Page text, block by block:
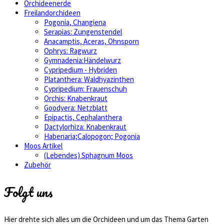
Orchideenerde
Freilandorchideen
Pogonia, Changiena
Serapias: Zungenstendel
Anacamptis, Aceras, Ohnsporn
Ophrys: Ragwurz
Gymnadenia:Händelwurz
Cypripedium - Hybriden
Platanthera: Waldhyazinthen
Cypripedium: Frauenschuh
Orchis: Knabenkraut
Goodyera: Netzblatt
Epipactis, Cephalanthera
Dactylorhiza: Knabenkraut
Habenaria;Calopogon; Pogonia
Moos Artikel
(Lebendes) Sphagnum Moos
Zubehör
Folgt uns
Hier drehte sich alles um die Orchideen und um das Thema Garten